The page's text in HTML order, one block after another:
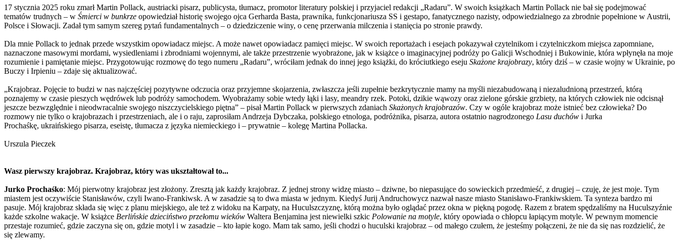
17 stycznia 2025 roku zmarł Martin Pollack, austriacki pisarz, publicysta, tłumacz, promotor literatury polskiej i przyjaciel redakcji „Radaru”. W swoich książkach Martin Pollack nie bał się podejmować
tematów trudnych – w Śmierci w bunkrze opowiedział historię swojego ojca Gerharda Basta, prawnika, funkcjonariusza SS i gestapo, fanatycznego nazisty, odpowiedzialnego za zbrodnie popełnione w Austrii,
Polsce i Słowacji. Zadał tym samym szereg pytań fundamentalnych – o dziedziczenie winy, o cenę przerwania milczenia i stanięcia po stronie prawdy.
Dla mnie Pollack to jednak przede wszystkim opowiadacz miejsc. A może nawet opowiadacz pamięci miejsc. W swoich reportażach i esejach pokazywał czytelnikom i czytelniczkom miejsca zapomniane,
naznaczone masowymi mordami, wysiedleniami i zbrodniami wojennymi, ale także przestrzenie wyobrażone, jak w książce o imaginacyjnej podróży po Galicji Wschodniej i Bukowinie, która wpłynęła na moje
rozumienie i pamiętanie miejsc. Przygotowując rozmowę do tego numeru „Radaru”, wróciłam jednak do innej jego książki, do króciutkiego eseju Skażone krajobrazy, który dziś – w czasie wojny w Ukrainie, po
Buczy i Irpieniu – zdaje się aktualizować.
„Krajobraz. Pojęcie to budzi w nas najczęściej pozytywne odczucia oraz przyjemne skojarzenia, zwłaszcza jeśli zupełnie bezkrytycznie mamy na myśli niezabudowaną i niezaludnioną przestrzeń, którą
poznajemy w czasie pieszych wędrówek lub podróży samochodem. Wyobrażamy sobie wtedy łąki i lasy, meandry rzek. Potoki, dzikie wąwozy oraz zielone górskie grzbiety, na których człowiek nie odcisnął
jeszcze bezwzględnie i nieodwracalnie swojego niszczycielskiego piętna” – pisał Martin Pollack w pierwszych zdaniach Skażonych krajobrazów. Czy w ogóle krajobraz może istnieć bez człowieka? Do
rozmowy nie tylko o krajobrazach i przestrzeniach, ale i o raju, zaprosiłam Andrzeja Dybczaka, polskiego etnologa, podróżnika, pisarza, autora ostatnio nagrodzonego Lasu duchów i Jurka
Prochaśkę, ukraińskiego pisarza, eseistę, tłumacza z języka niemieckiego i – prywatnie – kolegę Martina Pollacka.
Urszula Pieczek
Wasz pierwszy krajobraz. Krajobraz, który was ukształtował to...
Jurko Prochaśko: Mój pierwotny krajobraz jest złożony. Zresztą jak każdy krajobraz. Z jednej strony widzę miasto – dziwne, bo niepasujące do sowieckich przedmieść, z drugiej – czuję, że jest moje. Tym
miastem jest oczywiście Stanisławów, czyli Iwano-Frankiwsk. A w zasadzie są to dwa miasta w jednym. Kiedyś Jurij Andruchowycz nazwał nasze miasto Stanisławo-Frankiwskiem. Ta synteza bardzo mi
pasuje. Mój krajobraz składa się więc z planu miejskiego, ale też z widoku na Karpaty, na Huculszczyznę, którą można było oglądać przez okna w piękną pogodę. Razem z bratem spędzaliśmy na Huculszyźnie
każde szkolne wakacje. W książce Berlińskie dzieciństwo przełomu wieków Waltera Benjamina jest niewielki szkic Polowanie na motyle, który opowiada o chłopcu łapiącym motyle. W pewnym momencie
przestaje rozumieć, gdzie zaczyna się on, gdzie motyl i w zasadzie – kto łapie kogo. Mam tak samo, jeśli chodzi o huculski krajobraz – od małego czułem, że jesteśmy połączeni, że nie da się nas rozdzielić, że
się zlewamy.